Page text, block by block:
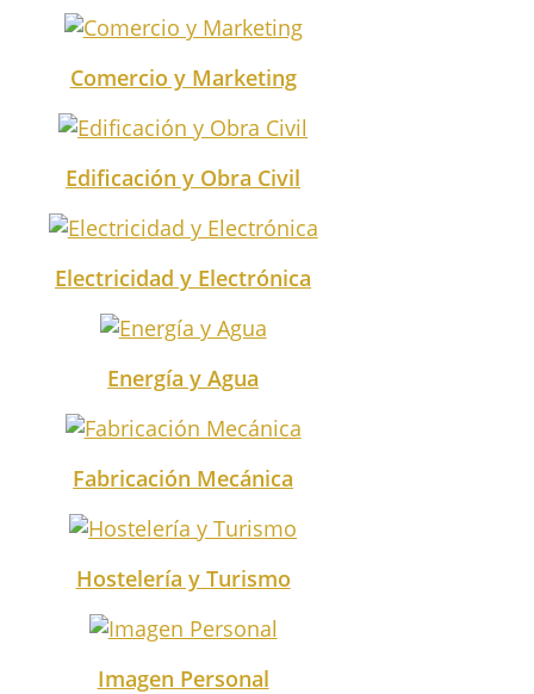
Comercio y Marketing
Edificación y Obra Civil
Electricidad y Electrónica
Energía y Agua
Fabricación Mecánica
Hostelería y Turismo
Imagen Personal